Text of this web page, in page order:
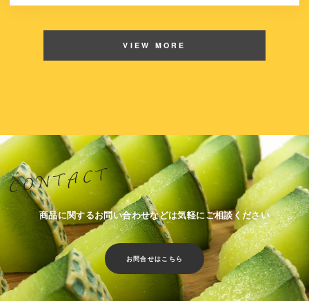
VIEW MORE
商品に関するお問い合わせなどは気軽にご相談ください
お問合せはこちら